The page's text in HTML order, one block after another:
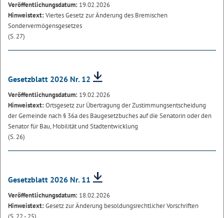
Veröffentlichungsdatum: 19.02.2026
Hinweistext:Viertes Gesetz zur Änderung des Bremischen
Sondervermögensgesetzes
(S. 27)
Gesetzblatt 2026 Nr. 12
Veröffentlichungsdatum: 19.02.2026
Hinweistext:Ortsgesetz zur Übertragung der Zustimmungsentscheidung
der Gemeinde nach § 36a des Baugesetzbuches auf die Senatorin oder den
Senator für Bau, Mobilität und Stadtentwicklung
(S. 26)
Gesetzblatt 2026 Nr. 11
Veröffentlichungsdatum: 18.02.2026
Hinweistext:Gesetz zur Änderung besoldungsrechtlicher Vorschriften
(S. 22 - 25)